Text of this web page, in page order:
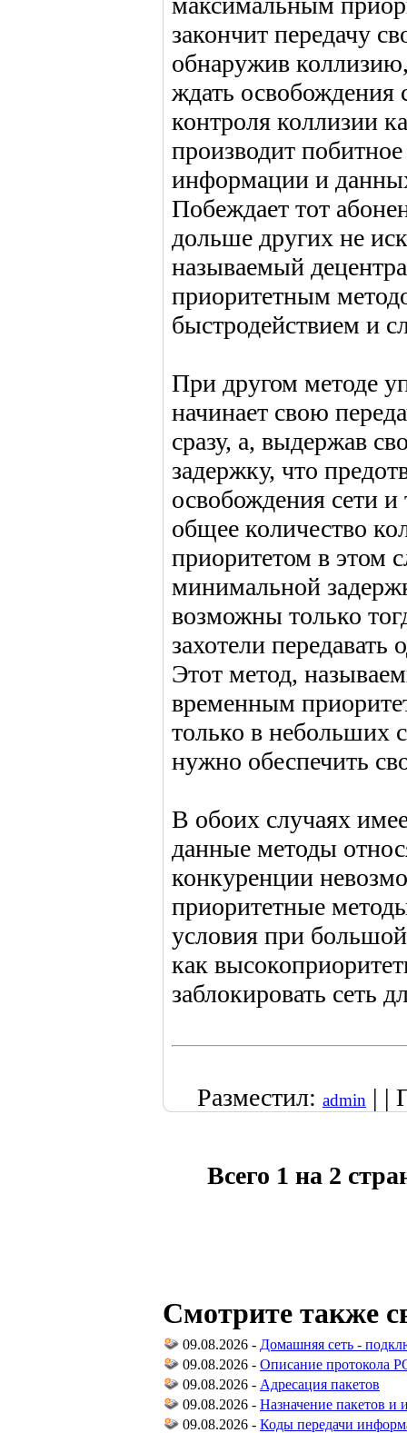
закончит передачу
обнаружив
ждать освобождения
контроля коллизии
производит
информации и
Побеждает тот
дольше других не
называемый
приоритетным
быстродействием и
При другом методе
начинает свою
сразу, а, выдержав
задержку, что
освобождения сети
общее количество
приоритетом в этом
минимальной
возможны только
захотели
Этот метод,
временным
только в небольших
нужно обеспечить
В обоих случаях
данные методы
конкуренции
приоритетные
условия при
как
заблокировать сеть
Разместил: admin | |
Всего 1 на 2
Смотрите также
09.08.2026 - Домашняя сеть -
09.08.2026 - Описание протокола
09.08.2026 - Адресация пакетов
09.08.2026 - Назначение пакетов и
09.08.2026 - Коды передачи